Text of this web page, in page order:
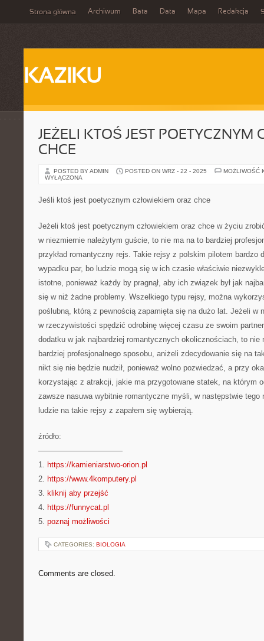
Strona główna Archiwum Bata Data Mapa Redakcja
KAZIKU
JEŻELI KTOŚ JEST POETYCZNYM
CHCE
POSTED BY ADMIN POSTED ON WRZ - 22 - 2025
MOŻLIWOŚĆ
WYŁĄCZONA
Jeśli ktoś jest poetycznym człowiekiem oraz chce
Jeżeli ktoś jest poetycznym człowiekiem oraz chce w życiu
w niezmiernie należytym guście, to nie ma na to bardziej
przykład romantyczny rejs. Takie rejsy z polskim pilotem bardzo
wypadku par, bo ludzie mogą się w ich czasie właściwie
istotne, ponieważ każdy by pragnął, aby ich związek był jak
się w niż żadne problemy. Wszelkiego typu rejsy, można
poślubną, którą z pewnością zapamięta się na dużo lat. Jeżeli w
w rzeczywistości spędzić odrobinę więcej czasu ze swoim
dodatku w jak najbardziej romantycznych okolicznościach, to nie
bardziej profesjonalnego sposobu, aniżeli zdecydowanie się na
nikt się nie będzie nudził, ponieważ wolno pozwiedzać, a przy
korzystając z atrakcji, jakie ma przygotowane statek, na którym
zawsze nasuwa wybitnie romantyczne myśli, w następstwie tego
ludzie na takie rejsy z zapałem się wybierają.
źródło:
———————————
1. https://kamieniarstwo-orion.pl
2. https://www.4komputery.pl
3. kliknij aby przejść
4. https://funnycat.pl
5. poznaj możliwości
CATEGORIES: BIOLOGIA
Comments are closed.